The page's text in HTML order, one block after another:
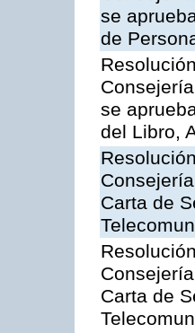
se
de
se
del Libro,
Carta de
Carta de